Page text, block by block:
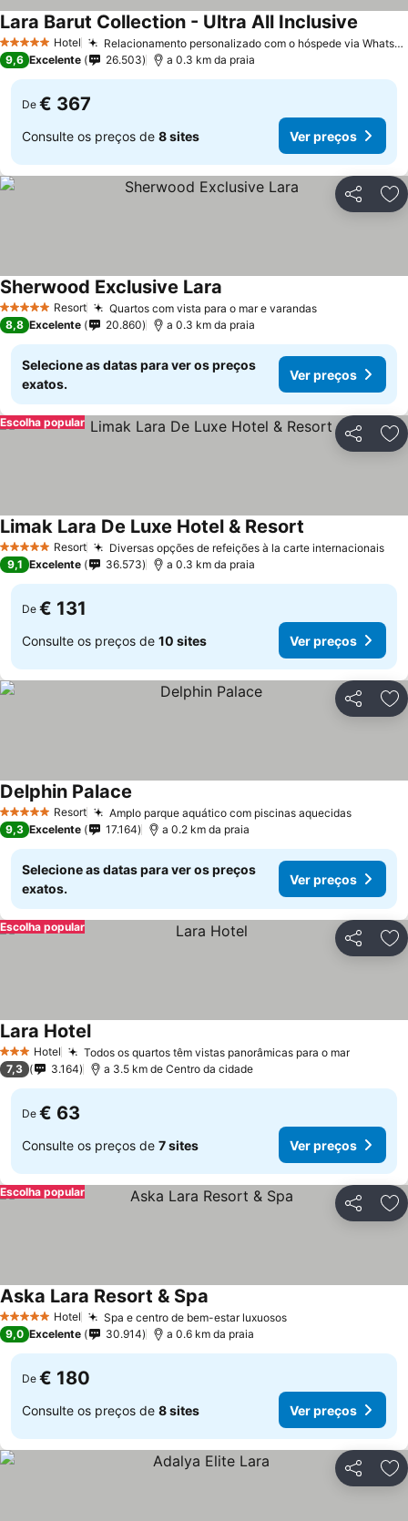
5 Estrelas Hotel Relacionamento personalizado com o hóspede via WhatsApp
Lara Barut Collection - Ultra All Inclusive
9,6 Excelente 26.503 a 0.3 km da praia
De € 367
Consulte os preços de 8 sites Ver preços
Partilhar
5 Estrelas Resort Quartos com vista para o mar e varandas
Sherwood Exclusive Lara
8,8 Excelente 20.860 a 0.3 km da praia
Selecione as datas para ver os preços
exatos.
Ver preços
Partilhar
Escolha popular
5 Estrelas Resort Diversas opções de refeições à la carte internacionais
Limak Lara De Luxe Hotel & Resort
9,1 Excelente 36.573 a 0.3 km da praia
De € 131
Consulte os preços de 10 sites Ver preços
Partilhar
5 Estrelas Resort Amplo parque aquático com piscinas aquecidas
Delphin Palace
9,3 Excelente 17.164 a 0.2 km da praia
Selecione as datas para ver os preços
exatos.
Ver preços
Partilhar
Escolha popular
3 EstrelasHotel Todos os quartos têm vistas panorâmicas para o mar
Lara Hotel
7,3 3.164 a 3.5 km de Centro da cidade
De € 63
Consulte os preços de 7 sites Ver preços
Partilhar
Escolha popular
5 Estrelas Hotel Spa e centro de bem-estar luxuosos
Aska Lara Resort & Spa
9,0 Excelente 30.914 a 0.6 km da praia
De € 180
Consulte os preços de 8 sites Ver preços
Partilhar